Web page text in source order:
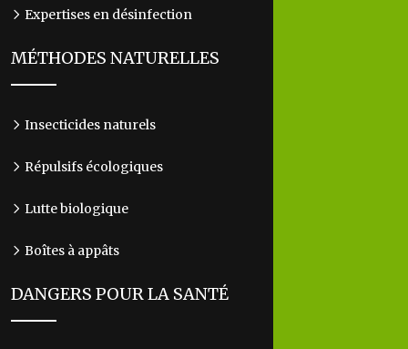
Expertises en désinfection
MÉTHODES NATURELLES
Insecticides naturels
Répulsifs écologiques
Lutte biologique
Boîtes à appâts
DANGERS POUR LA SANTÉ